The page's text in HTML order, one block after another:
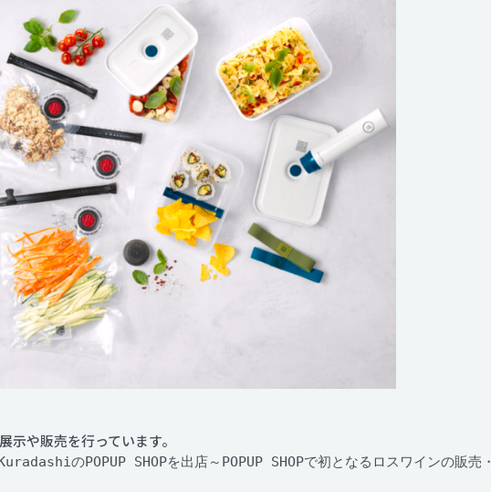
や販売を行っています。
のPOPUP SHOPを出店～POPUP SHOPで初となるロスワインの販売